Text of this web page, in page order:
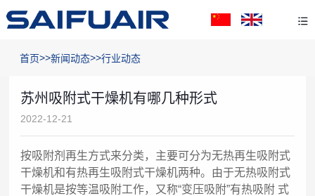
首页>>新闻动态>>行业动态
苏州吸附式干燥机有哪几种形式
2022-12-21
按吸附剂再生方式来分类，主要可分为无热再生吸附式
干燥机和有热再生吸附式干燥机两种。由于无热吸附式
干燥机是按等温吸附工作，又称“变压吸附”有热吸附 式